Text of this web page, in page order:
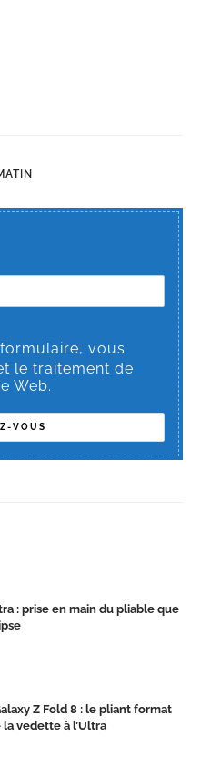
vous
le traitement de
Web.
: prise en main du pliable que
Z Fold 8 : le pliant format
vedette à l’Ultra